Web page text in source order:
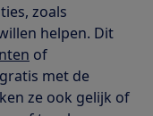
zoals
helpen. Dit
of
met de
ze ook gelijk of